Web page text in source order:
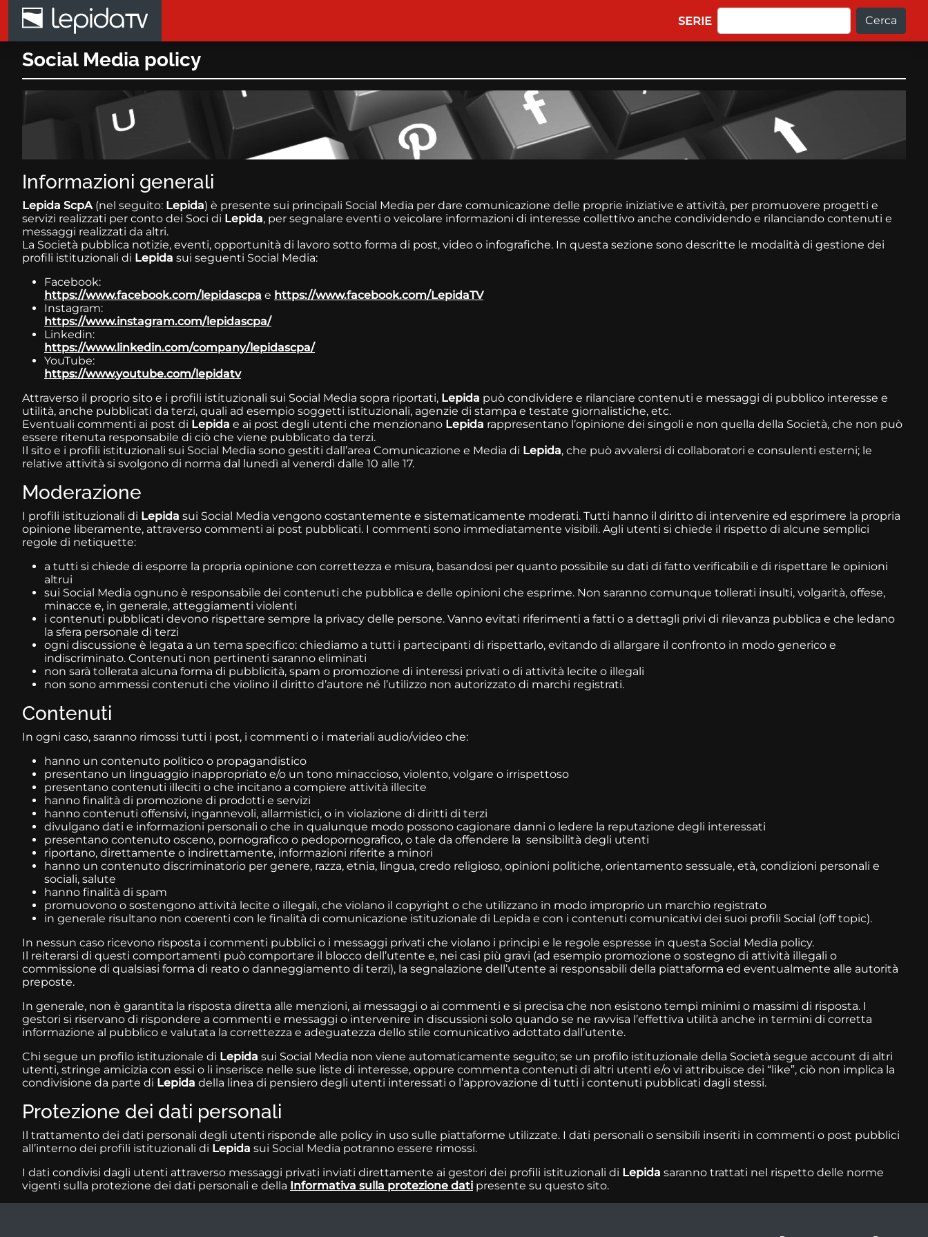
Salta al contenuto principale
Main navigation
SERIE
Social Media policy
Informazioni generali
Lepida ScpA(nel seguito: Lepida) è presente sui principali Social Media per dare comunicazione delle proprie iniziative e attività, per promuovere progetti e
servizi realizzati per conto dei Soci di Lepida, per segnalare eventi o veicolare informazioni di interesse collettivo anche condividendo e rilanciando contenuti e
messaggi realizzati da altri.
La Società pubblica notizie, eventi, opportunità di lavoro sotto forma di post, video o infografiche. In questa sezione sono descritte le modalità di gestione dei
profili istituzionali di Lepida sui seguenti Social Media:
Facebook:
https://www.facebook.com/lepidascpa e https://www.facebook.com/LepidaTV
Instagram:
https://www.instagram.com/lepidascpa/
Linkedin:
https://www.linkedin.com/company/lepidascpa/
YouTube:
https://www.youtube.com/lepidatv
Attraverso il proprio sito e i profili istituzionali sui Social Media sopra riportati, Lepida può condividere e rilanciare contenuti e messaggi di pubblico interesse e
utilità, anche pubblicati da terzi, quali ad esempio soggetti istituzionali, agenzie di stampa e testate giornalistiche, etc.
Eventuali commenti ai post di Lepida e ai post degli utenti che menzionano Lepida rappresentano l’opinione dei singoli e non quella della Società, che non può
essere ritenuta responsabile di ciò che viene pubblicato da terzi.
Il sito e i profili istituzionali sui Social Media sono gestiti dall’area Comunicazione e Media di Lepida, che può avvalersi di collaboratori e consulenti esterni; le
relative attività si svolgono di norma dal lunedì al venerdì dalle 10 alle 17.
Moderazione
I profili istituzionali di Lepida sui Social Media vengono costantemente e sistematicamente moderati. Tutti hanno il diritto di intervenire ed esprimere la propria
opinione liberamente, attraverso commenti ai post pubblicati. I commenti sono immediatamente visibili. Agli utenti si chiede il rispetto di alcune semplici
regole di netiquette:
a tutti si chiede di esporre la propria opinione con correttezza e misura, basandosi per quanto possibile su dati di fatto verificabili e di rispettare le opinioni
altrui
sui Social Media ognuno è responsabile dei contenuti che pubblica e delle opinioni che esprime. Non saranno comunque tollerati insulti, volgarità, offese,
minacce e, in generale, atteggiamenti violenti
i contenuti pubblicati devono rispettare sempre la privacy delle persone. Vanno evitati riferimenti a fatti o a dettagli privi di rilevanza pubblica e che ledano
la sfera personale di terzi
ogni discussione è legata a un tema specifico: chiediamo a tutti i partecipanti di rispettarlo, evitando di allargare il confronto in modo generico e
indiscriminato. Contenuti non pertinenti saranno eliminati
non sarà tollerata alcuna forma di pubblicità, spam o promozione di interessi privati o di attività lecite o illegali
non sono ammessi contenuti che violino il diritto d’autore né l’utilizzo non autorizzato di marchi registrati.
Contenuti
In ogni caso, saranno rimossi tutti i post, i commenti o i materiali audio/video che:
hanno un contenuto politico o propagandistico
presentano un linguaggio inappropriato e/o un tono minaccioso, violento, volgare o irrispettoso
presentano contenuti illeciti o che incitano a compiere attività illecite
hanno finalità di promozione di prodotti e servizi
hanno contenuti offensivi, ingannevoli, allarmistici, o in violazione di diritti di terzi
divulgano dati e informazioni personali o che in qualunque modo possono cagionare danni o ledere la reputazione degli interessati
presentano contenuto osceno, pornografico o pedopornografico, o tale da offendere la sensibilità degli utenti
riportano, direttamente o indirettamente, informazioni riferite a minori
hanno un contenuto discriminatorio per genere, razza, etnia, lingua, credo religioso, opinioni politiche, orientamento sessuale, età, condizioni personali e
sociali, salute
hanno finalità di spam
promuovono o sostengono attività lecite o illegali, che violano il copyright o che utilizzano in modo improprio un marchio registrato
in generale risultano non coerenti con le finalità di comunicazione istituzionale di Lepida e con i contenuti comunicativi dei suoi profili Social (off topic).
In nessun caso ricevono risposta i commenti pubblici o i messaggi privati che violano i principi e le regole espresse in questa Social Media policy.
Il reiterarsi di questi comportamenti può comportare il blocco dell’utente e, nei casi più gravi (ad esempio promozione o sostegno di attività illegali o
commissione di qualsiasi forma di reato o danneggiamento di terzi), la segnalazione dell’utente ai responsabili della piattaforma ed eventualmente alle autorità
preposte.
In generale, non è garantita la risposta diretta alle menzioni, ai messaggi o ai commenti e si precisa che non esistono tempi minimi o massimi di risposta. I
gestori si riservano di rispondere a commenti e messaggi o intervenire in discussioni solo quando se ne ravvisa l’effettiva utilità anche in termini di corretta
informazione al pubblico e valutata la correttezza e adeguatezza dello stile comunicativo adottato dall’utente.
Chi segue un profilo istituzionale di Lepida sui Social Media non viene automaticamente seguito; se un profilo istituzionale della Società segue account di altri
utenti, stringe amicizia con essi o li inserisce nelle sue liste di interesse, oppure commenta contenuti di altri utenti e/o vi attribuisce dei “like”, ciò non implica la
condivisione da parte di Lepida della linea di pensiero degli utenti interessati o l’approvazione di tutti i contenuti pubblicati dagli stessi.
Protezione dei dati personali
Il trattamento dei dati personali degli utenti risponde alle policy in uso sulle piattaforme utilizzate. I dati personali o sensibili inseriti in commenti o post pubblici
all’interno dei profili istituzionali di Lepida sui Social Media potranno essere rimossi.
I dati condivisi dagli utenti attraverso messaggi privati inviati direttamente ai gestori dei profili istituzionali di Lepida saranno trattati nel rispetto delle norme
vigenti sulla protezione dei dati personali e della Informativa sulla protezione dati presente su questo sito.